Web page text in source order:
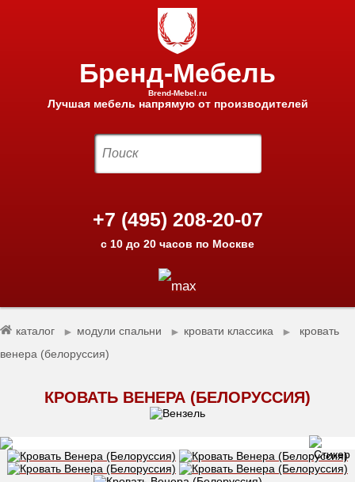
Бренд-Мебель
Brend-Mebel.ru
Лучшая мебель напрямую от производителей
+7 (495) 208-20-07
с 10 до 20 часов по Москве
каталог ► модули спальни ► кровати классика ►
кровать
венера (белоруссия)
КРОВАТЬ ВЕНЕРА (БЕЛОРУССИЯ)